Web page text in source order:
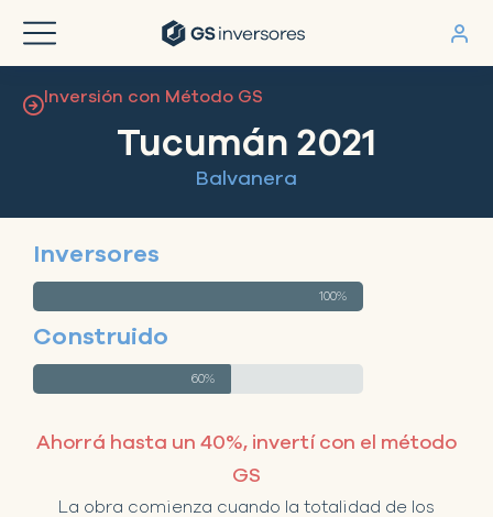
Inversión con Método GS
Tucumán 2021
Balvanera
Inversores
100%
Construido
60%
Ahorrá hasta un 40%, invertí con el método
GS
La obra comienza cuando la totalidad de los